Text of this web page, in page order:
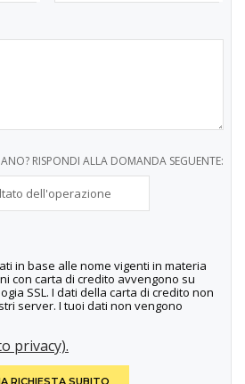
RISPONDI ALLA DOMANDA SEGUENTE:
in base alle nome vigenti in materia
con carta di credito avvengono su
SSL. I dati della carta di credito non
server. I tuoi dati non vengono
privacy).
RICHIESTA SUBITO